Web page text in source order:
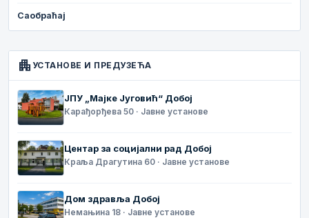
Саобраћај
apartment УСТАНОВЕ И ПРЕДУЗЕЋА
ЈПУ „Мајке Југовић“ Добој
Карађорђева 50 · Јавне установе
Центар за социјални рад Добој
Краља Драгутина 60 · Јавне установе
Дом здравља Добој
Немањина 18 · Јавне установе